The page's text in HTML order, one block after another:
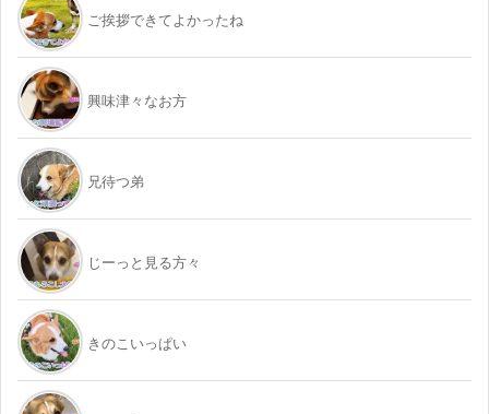
ご挨拶できてよかったね
興味津々なお方
兄待つ弟
じーっと見る方々
きのこいっぱい